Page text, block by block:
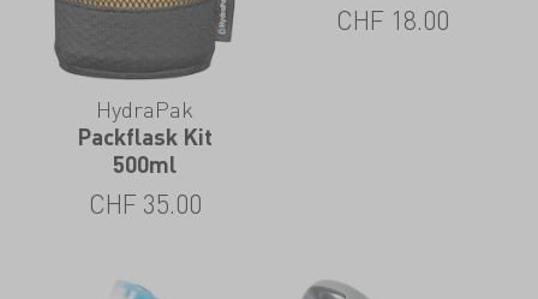
HydraPak
Packflask Kit
500ml
CHF 35.00
CHF 18.00